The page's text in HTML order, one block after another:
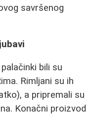
savršenog
bili su
Rimljani su ih
a pripremali su
Konačni proizvod